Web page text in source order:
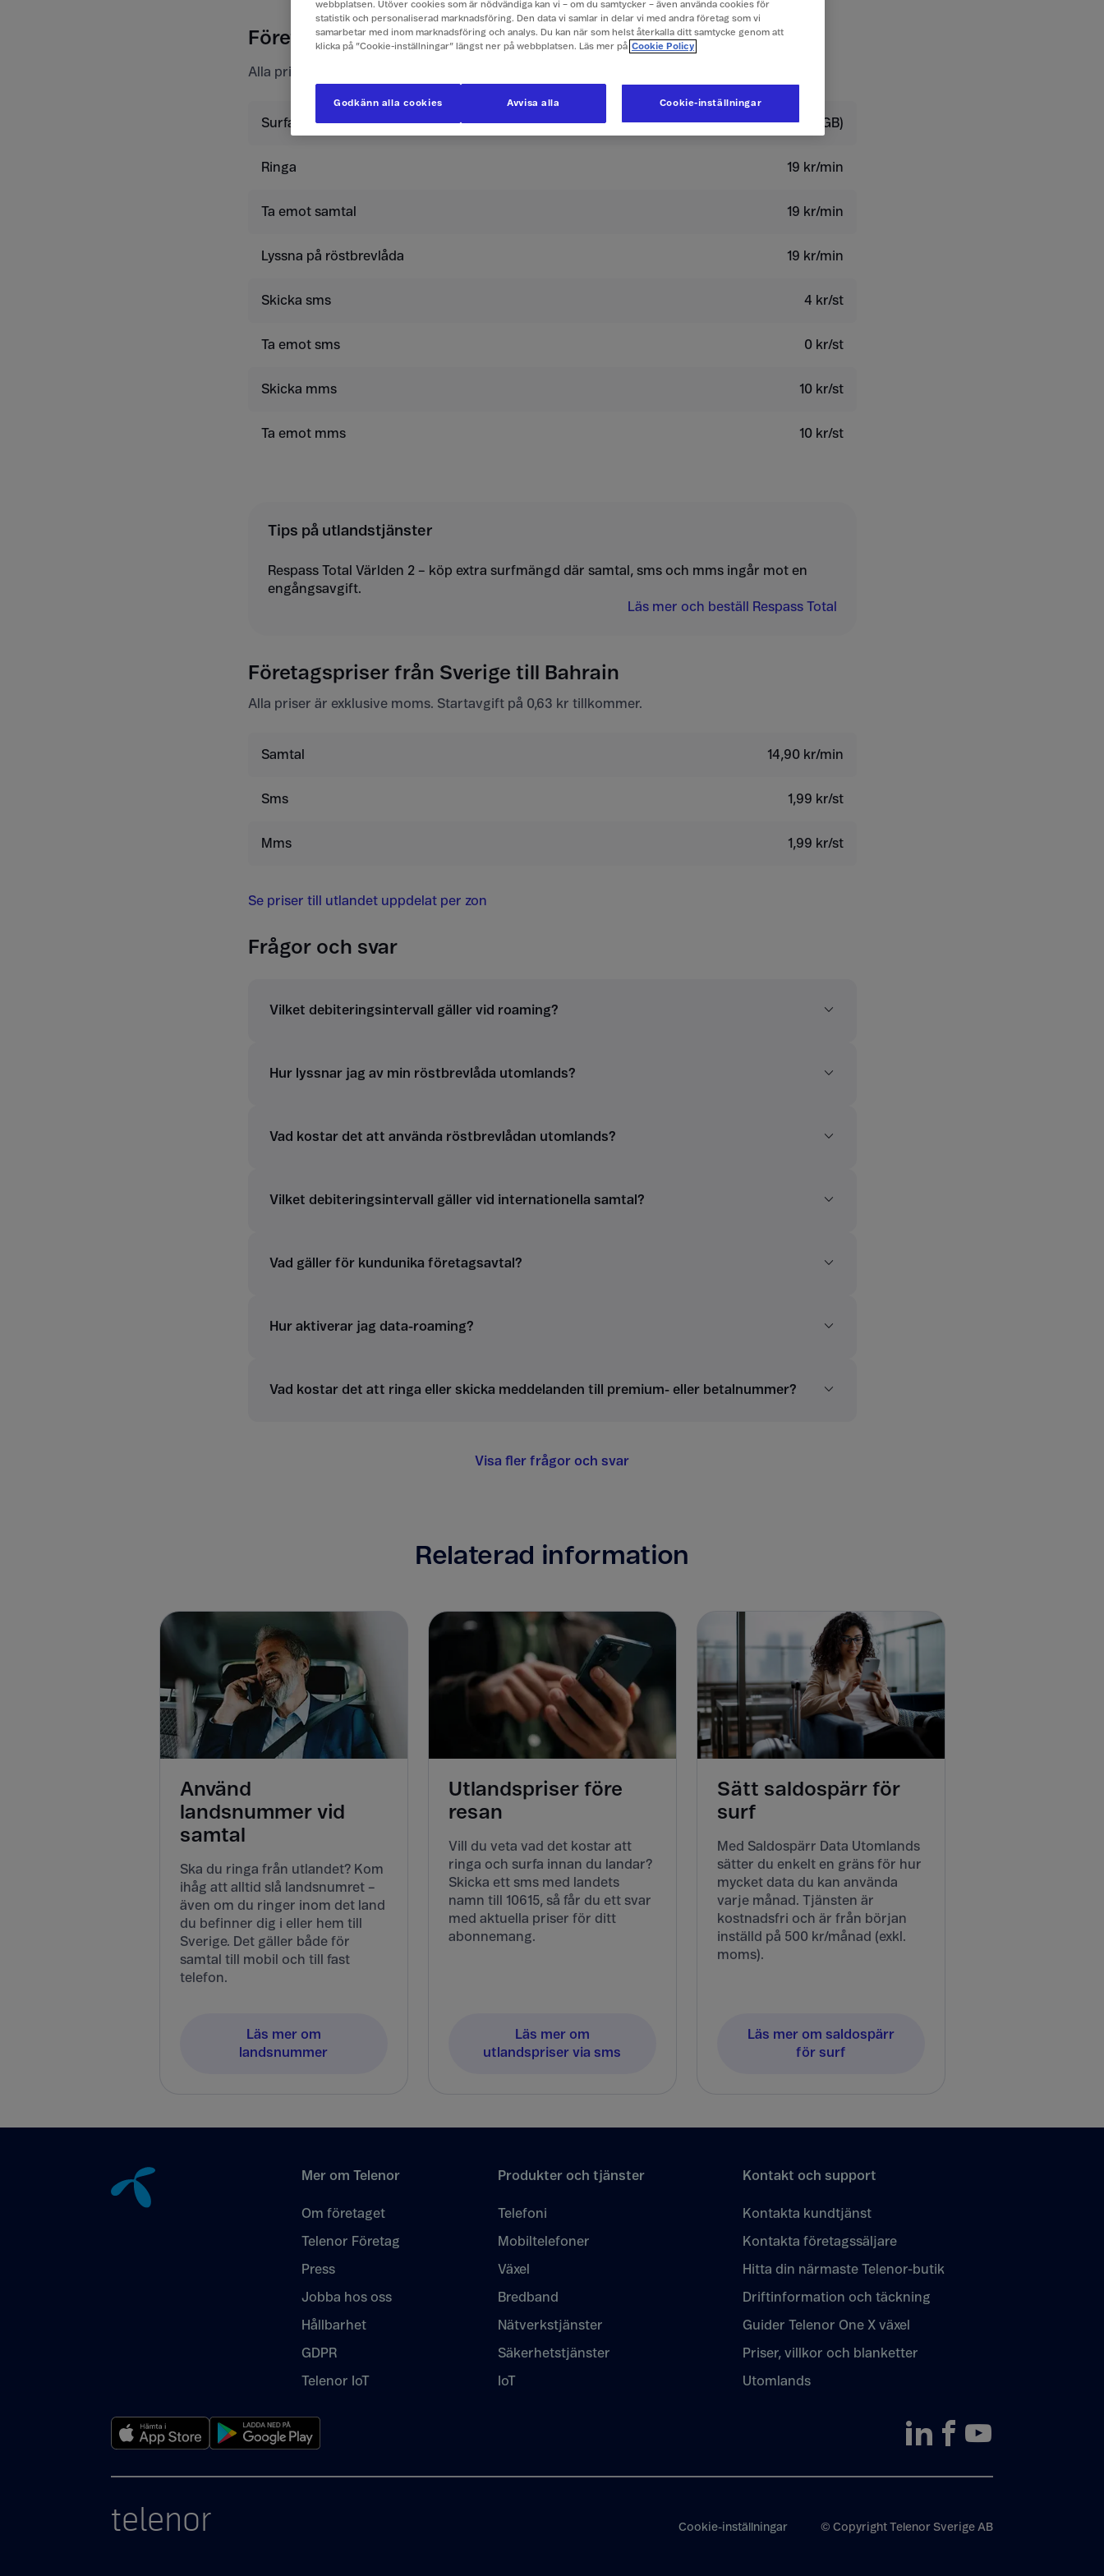
Företagspriser i Bahrain
Alla priser är exklusive moms.
Surfa Surfpass 269 kr/dygn (0,3 GB)
Ringa 19 kr/min
Ta emot samtal 19 kr/min
Lyssna på röstbrevlåda 19 kr/min
Skicka sms 4 kr/st
Ta emot sms 0 kr/st
Skicka mms 10 kr/st
Ta emot mms 10 kr/st
Tips på utlandstjänster
Respass Total Världen 2 – köp extra surfmängd där samtal, sms och mms ingår mot en
engångsavgift.
Läs mer och beställ Respass Total
Företagspriser från Sverige till Bahrain
Alla priser är exklusive moms. Startavgift på 0,63 kr tillkommer.
Samtal 14,90 kr/min
Sms 1,99 kr/st
Mms 1,99 kr/st
Se priser till utlandet uppdelat per zon
Frågor och svar
Vilket debiteringsintervall gäller vid roaming?
Hur lyssnar jag av min röstbrevlåda utomlands?
Vad kostar det att använda röstbrevlådan utomlands?
Vilket debiteringsintervall gäller vid internationella samtal?
Vad gäller för kundunika företagsavtal?
Hur aktiverar jag data-roaming?
Vad kostar det att ringa eller skicka meddelanden till premium- eller betalnummer?
Visa fler frågor och svar
Relaterad information
Använd
landsnummer vid
samtal
Ska du ringa från utlandet? Kom
ihåg att alltid slå landsnumret –
även om du ringer inom det land
du befinner dig i eller hem till
Sverige. Det gäller både för
samtal till mobil och till fast
telefon.
Läs mer om
landsnummer
Utlandspriser före
resan
Vill du veta vad det kostar att
ringa och surfa innan du landar?
Skicka ett sms med landets
namn till 10615, så får du ett svar
med aktuella priser för ditt
abonnemang.
Läs mer om
utlandspriser via sms
Sätt saldospärr för
surf
Med Saldospärr Data Utomlands
sätter du enkelt en gräns för hur
mycket data du kan använda
varje månad. Tjänsten är
kostnadsfri och är från början
inställd på 500 kr/månad (exkl.
moms).
Läs mer om saldospärr
för surf
Mer om Telenor
Om företaget
Telenor Företag
Press
Jobba hos oss
Hållbarhet
GDPR
Telenor IoT
Produkter och tjänster
Telefoni
Mobiltelefoner
Växel
Bredband
Nätverkstjänster
Säkerhetstjänster
IoT
Kontakt och support
Kontakta kundtjänst
Kontakta företagssäljare
Hitta din närmaste Telenor-butik
Driftinformation och täckning
Guider Telenor One X växel
Priser, villkor och blanketter
Utomlands
telenor Cookie-inställningar © Copyright Telenor Sverige AB
webbplatsen. Utöver cookies som är nödvändiga kan vi – om du samtycker – även använda cookies för
statistik och personaliserad marknadsföring. Den data vi samlar in delar vi med andra företag som vi
samarbetar med inom marknadsföring och analys. Du kan när som helst återkalla ditt samtycke genom att
klicka på ”Cookie-inställningar” längst ner på webbplatsen. Läs mer på Cookie Policy
Cookie-inställningar
Avvisa alla
Godkänn alla cookies